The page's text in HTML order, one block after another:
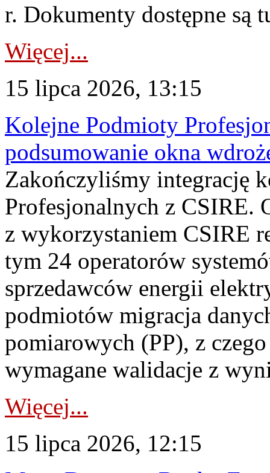
r. Dokumenty dostępne są
Więcej...
15 lipca 2026, 13:15
Kolejne Podmioty
podsumowanie okna
Zakończyliśmy integrację
Profesjonalnych z CSIRE.
z wykorzystaniem CSIRE
tym 24 operatorów
sprzedawców energii
podmiotów migracja
pomiarowych (PP), z
wymagane walidacje z
Więcej...
15 lipca 2026, 12:15